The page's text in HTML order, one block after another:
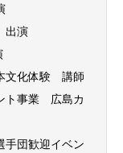
演
文化体験 講師
ト事業 広島カ
団歓迎イベン